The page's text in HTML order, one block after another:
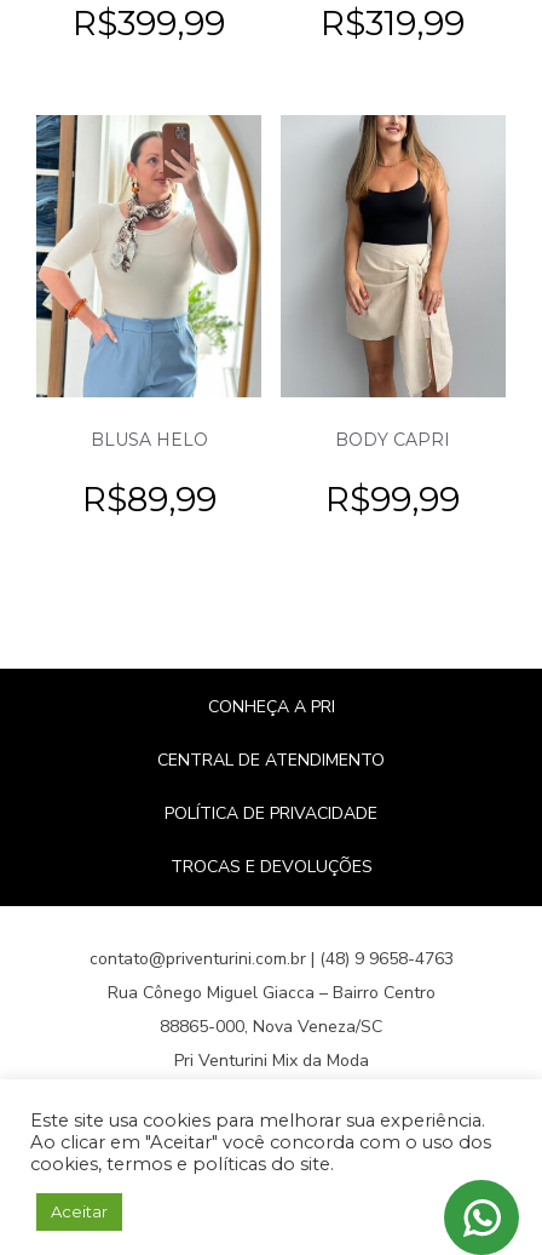
R$399,99 R$319,99
BLUSA HELO
R$89,99
BODY CAPRI
R$99,99
CONHEÇA A PRI
CENTRAL DE ATENDIMENTO
POLÍTICA DE PRIVACIDADE
TROCAS E DEVOLUÇÕES
contato@priventurini.com.br | (48) 9 9658-4763
Rua Cônego Miguel Giacca – Bairro Centro
88865-000, Nova Veneza/SC
Pri Venturini Mix da Moda
CNPJ 21.620.353/0001-64
Este site usa cookies para melhorar sua experiência.
Ao clicar em "Aceitar" você concorda com o uso dos
cookies, termos e políticas do site.
Aceitar